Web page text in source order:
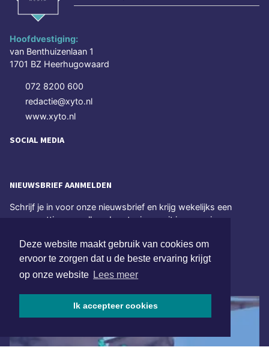
Deze website maakt gebruik van cookies om
ervoor te zorgen dat u de beste ervaring krijgt
op onze website Lees meer
Ik accepteer cookies
Hoofdvestiging:
van Benthuizenlaan 1
1701 BZ Heerhugowaard
072 8200 600
redactie@xyto.nl
www.xyto.nl
SOCIAL MEDIA
NIEUWSBRIEF AANMELDEN
Schrijf je in voor onze nieuwsbrief en krijg wekelijks een
samenvatting van alle gebeurtenissen uit jouw regio.
Aanmelden
ONLINE DAGBLADEN